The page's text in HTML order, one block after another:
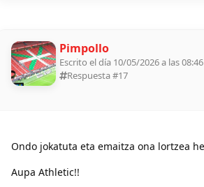
Pimpollo
Escrito el día 10/05/2026 a las 08:46
Respuesta #17
Ondo jokatuta eta emaitza ona lortzea
Aupa Athletic!!